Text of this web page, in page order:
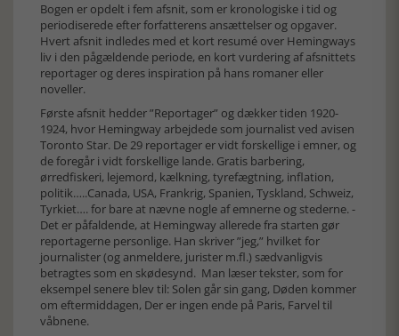
Bogen er opdelt i fem afsnit, som er kronologiske i tid og
periodiserede efter forfatterens ansættelser og opgaver.
Hvert afsnit indledes med et kort resumé over Hemingways
liv i den pågældende periode, en kort vurdering af afsnittets
reportager og deres inspiration på hans romaner eller
noveller.
Første afsnit hedder ”Reportager” og dækker tiden 1920-
1924, hvor Hemingway arbejdede som journalist ved avisen
Toronto Star. De 29 reportager er vidt forskellige i emner, og
de foregår i vidt forskellige lande. Gratis barbering,
ørredfiskeri, lejemord, kælkning, tyrefægtning, inflation,
politik…..Canada, USA, Frankrig, Spanien, Tyskland, Schweiz,
Tyrkiet…. for bare at nævne nogle af emnerne og stederne. -
Det er påfaldende, at Hemingway allerede fra starten gør
reportagerne personlige. Han skriver ”jeg,” hvilket for
journalister (og anmeldere, jurister m.fl.) sædvanligvis
betragtes som en skødesynd. Man læser tekster, som for
eksempel senere blev til: Solen går sin gang, Døden kommer
om eftermiddagen, Der er ingen ende på Paris, Farvel til
våbnene.